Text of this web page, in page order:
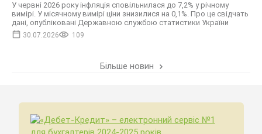
У червні 2026 року інфляція сповільнилася до 7,2% у річному
вимірі. У місячному вимірі ціни знизилися на 0,1%. Про це свідчать
дані, опубліковані Державною службою статистики України
30.07.2026 109
Більше новин